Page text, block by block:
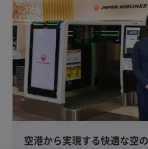
空港から実現する快適な空